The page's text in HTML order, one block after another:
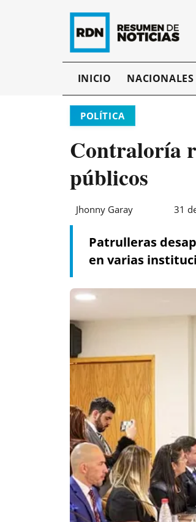
INICIO NACIONALES
POLÍTICA
Contraloría
públicos
Jhonny Garay 31
Patrulleras
en varias